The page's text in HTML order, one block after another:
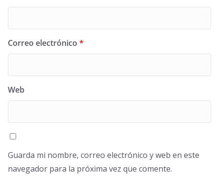
Correo electrónico *
Web
Guarda mi nombre, correo electrónico y web en este
navegador para la próxima vez que comente.